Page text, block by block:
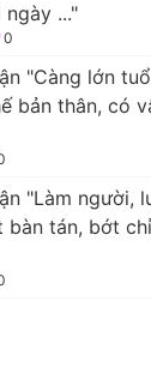
..."
0
"Càng lớn
bản thân, có
"Làm người,
tán, bớt